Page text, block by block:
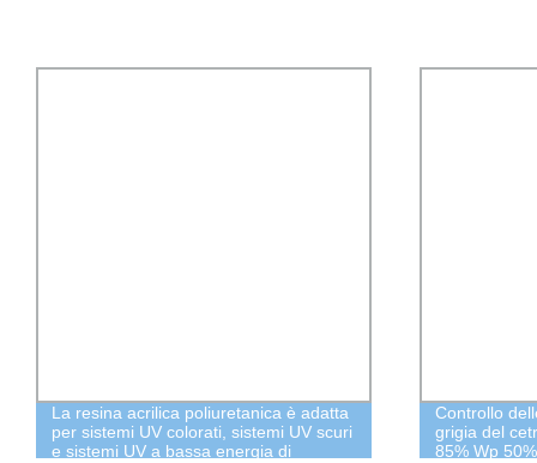
La resina acrilica poliuretanica è adatta
per sistemi UV colorati, sistemi UV scuri
e sistemi UV a bassa energia di
Controllo
grigia del
85% Wp